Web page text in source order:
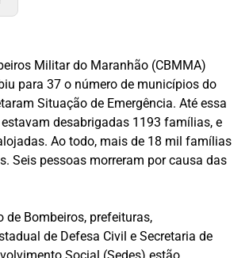
Militar do Maranhão (CBMMA)
para 37 o número de municípios do
Situação de Emergência. Até essa
desabrigadas 1193 famílias, e
Ao todo, mais de 18 mil famílias
Seis pessoas morreram por causa das
de Bombeiros, prefeituras,
de Defesa Civil e Secretaria de
Social (Sedes) estão